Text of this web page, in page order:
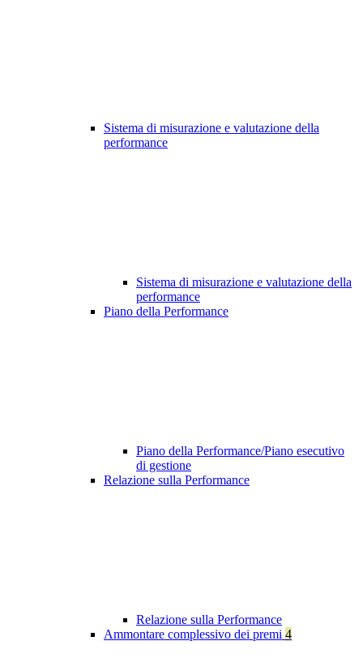
Sistema di misurazione e valutazione della
performance
Sistema di misurazione e valutazione della
performance
Piano della Performance
Piano della Performance/Piano esecutivo
di gestione
Relazione sulla Performance
Relazione sulla Performance
Ammontare complessivo dei premi 4